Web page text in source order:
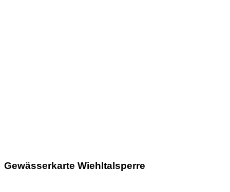
Gewässerkarte Wiehltalsperre